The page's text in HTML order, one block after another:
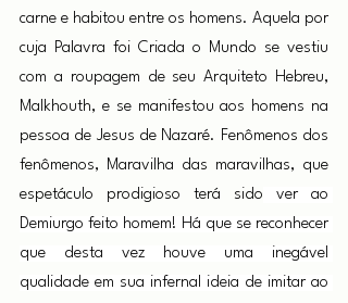
carne e habitou entre os homens. Aquela por
cuja Palavra foi Criada o Mundo se vestiu
com a roupagem de seu Arquiteto Hebreu,
Malkhouth, e se manifestou aos homens na
pessoa de Jesus de Nazaré. Fenômenos dos
fenômenos, Maravilha das maravilhas, que
espetáculo prodigioso terá sido ver ao
Demiurgo feito homem! Há que se reconhecer
que desta vez houve uma inegável
qualidade em sua infernal ideia de imitar ao